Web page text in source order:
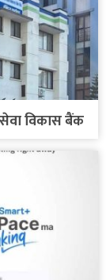
विकास बैंक